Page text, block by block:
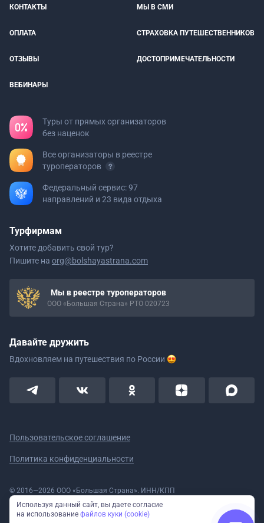
КОНТАКТЫ МЫ В СМИ
ОПЛАТА СТРАХОВКА ПУТЕШЕСТВЕННИКОВ
ОТЗЫВЫ ДОСТОПРИМЕЧАТЕЛЬНОСТИ
ВЕБИНАРЫ
Туры от прямых организаторов
без наценок
Все организаторы в реестре
туроператоров
Федеральный сервис: 97
направлений и 23 вида отдыха
Турфирмам
Хотите добавить свой тур?
Пишите на org@bolshayastrana.com
Мы в реестре туроператоров
ООО «Большая Страна» РТО 020723
Давайте дружить
Вдохновляем на путешествия по России
Пользовательское соглашение
Политика конфиденциальности
© 2016—2026 ООО «Большая Страна». ИНН/КПП
5908078160/590801001 ОГРН 1185958020533
Номер в реестре Роскомнадзора № 59-18-006319 (Приказ № 321 от
11.10.2018)
Используя данный сайт, вы даете согласие
на использование файлов куки (cookie)